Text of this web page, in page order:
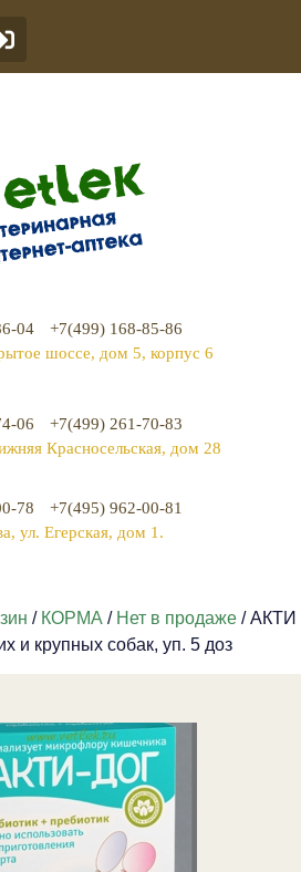
04
+7(499) 168-85-86
шоссе, дом 5, корпус 6
06
+7(499) 261-70-83
Красносельская, дом 28
78
+7(495) 962-00-81
ул. Егерская, дом 1.
/ КОРМА / Нет в продаже/ АКТИ
и крупных собак, уп. 5 доз